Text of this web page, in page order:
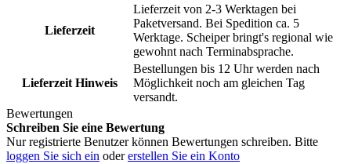
Lieferzeit
Lieferzeit von 2-3 Werktagen bei
Paketversand. Bei Spedition ca. 5
Werktage. Scheiper bringt's regional wie
gewohnt nach Terminabsprache.
Lieferzeit Hinweis
Bestellungen bis 12 Uhr werden nach
Möglichkeit noch am gleichen Tag
versandt.
Bewertungen
Schreiben Sie eine Bewertung
Nur registrierte Benutzer können Bewertungen schreiben. Bitte
loggen Sie sich ein odererstellen Sie ein Konto